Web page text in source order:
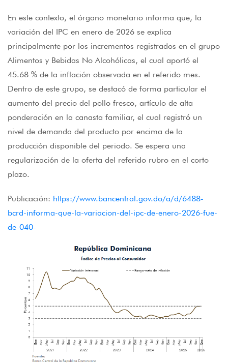
En este contexto, el órgano monetario informa que, la
variación del IPC en enero de 2026 se explica
principalmente por los incrementos registrados en el grupo
Alimentos y Bebidas No Alcohólicas, el cual aportó el
45.68 % de la inflación observada en el referido mes.
Dentro de este grupo, se destacó de forma particular el
aumento del precio del pollo fresco, artículo de alta
ponderación en la canasta familiar, el cual registró un
nivel de demanda del producto por encima de la
producción disponible del periodo. Se espera una
regularización de la oferta del referido rubro en el corto
plazo.
Publicación: https://www.bancentral.gov.do/a/d/6488-
bcrd-informa-que-la-variacion-del-ipc-de-enero-2026-fue-
de-040-